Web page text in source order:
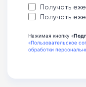
Получать
Получать
Нажимая кнопку «
«Пользовательское
обработки